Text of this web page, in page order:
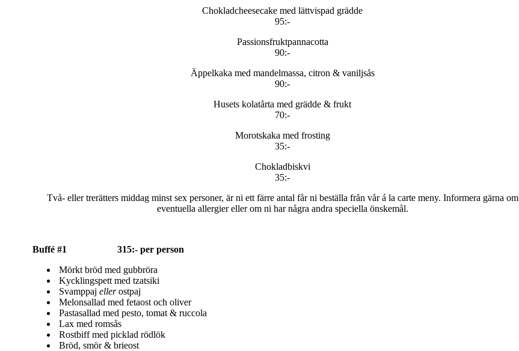
Chokladcheesecake med lättvispad grädde
95:-
Passionsfruktpannacotta
90:-
Äppelkaka med mandelmassa, citron & vaniljsås
90:-
Husets kolatårta med grädde & frukt
70:-
Morotskaka med frosting
35:-
Chokladbiskvi
35:-
Två- eller trerätters middag minst sex personer, är ni ett färre antal får ni beställa från vår á la carte meny. Informera gärna om
eventuella allergier eller om ni har några andra speciella önskemål.
Buffé #1 315:- per person
Mörkt bröd med gubbröra
Kycklingspett med tzatsiki
Svamppajellerostpaj
Melonsallad med fetaost och oliver
Pastasallad med pesto, tomat & ruccola
Lax med romsås
Rostbiff med picklad rödlök
Bröd, smör & brieost